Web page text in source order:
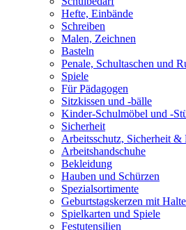
Hefte, Einbände
Schreiben
Malen, Zeichnen
Basteln
Penale, Schultaschen und
Spiele
Für Pädagogen
Sitzkissen und -bälle
Kinder-Schulmöbel und -
Sicherheit
Arbeitsschutz, Sicherheit &
Arbeitshandschuhe
Bekleidung
Hauben und Schürzen
Spezialsortimente
Geburtstagskerzen mit
Spielkarten und Spiele
Festutensilien